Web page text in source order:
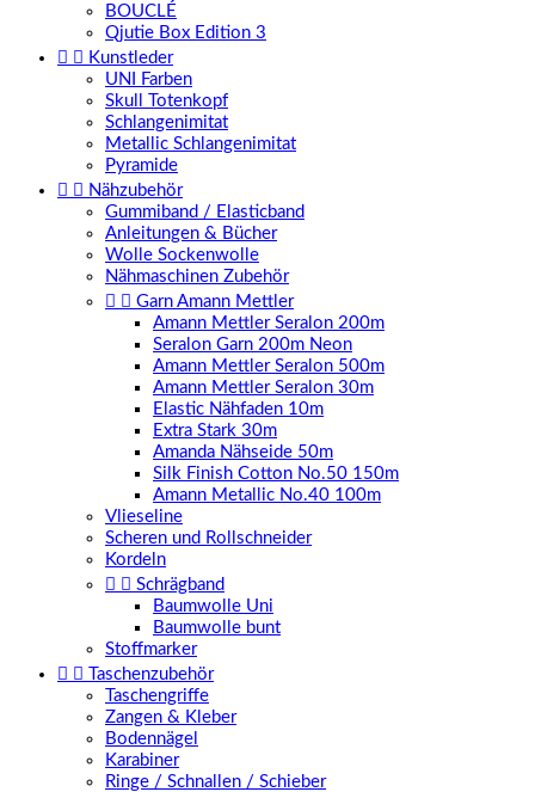
BOUCLÉ
Qjutie Box Edition 3
  Kunstleder
UNI Farben
Skull Totenkopf
Schlangenimitat
Metallic Schlangenimitat
Pyramide
  Nähzubehör
Gummiband / Elasticband
Anleitungen & Bücher
Wolle Sockenwolle
Nähmaschinen Zubehör
  Garn Amann Mettler
Amann Mettler Seralon 200m
Seralon Garn 200m Neon
Amann Mettler Seralon 500m
Amann Mettler Seralon 30m
Elastic Nähfaden 10m
Extra Stark 30m
Amanda Nähseide 50m
Silk Finish Cotton No.50 150m
Amann Metallic No.40 100m
Vlieseline
Scheren und Rollschneider
Kordeln
  Schrägband
Baumwolle Uni
Baumwolle bunt
Stoffmarker
 
Taschenzubehör
Taschengriffe
Zangen & Kleber
Bodennägel
Karabiner
Ringe / Schnallen / Schieber